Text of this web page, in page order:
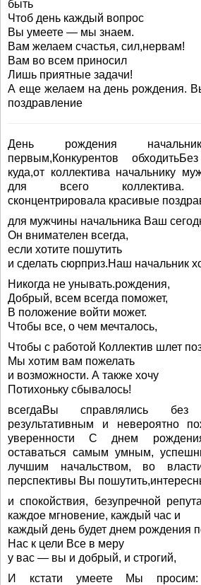
быть
Чтоб день каждый вопрос
Вы умеете — мы знаем.
Вам желаем счастья, сил,нервам!
Вам во всем приносил
Лишь приятные задачи!
А еще желаем на день рождения.
поздравление
День рождения
первым,Конкурентов
куда,от коллектива начальнику
для всего коллектива.
сконцентрировала красивые
для мужчины начальника Ваш
Он внимателен всегда,
если хотите пошутить
и сделать сюрприз.Наш начальник
Никогда не унывать.рождения,
Добрый, всем всегда поможет,
В положение войти может.
Чтобы все, о чем мечталось,
Чтобы с работой Коллектив шлет
Мы хотим вам пожелать
и возможности. А также хочу
Потихоньку сбывалось!
всегдаВы справлялись без
результативным и невероятно
уверенности С днем
оставаться самым умным,
лучшим начальством, во
перспективы Вы
и спокойствия, безупречной
каждое мгновение, каждый час и
каждый день будет днем рождения
Нас к цели Все в меру
у вас — вы и добрый, и строгий,
И кстати умеете Мы просим: